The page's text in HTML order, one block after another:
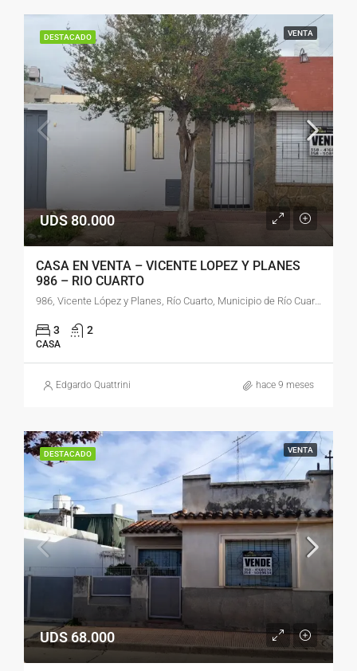
DESTACADO VENTA
UDS 80.000
CASA EN VENTA – VICENTE LOPEZ Y PLANES
986 – RIO CUARTO
986, Vicente López y Planes, Río Cuarto, Municipio de Río Cuarto, Pedanía Río Cuarto, Departamento Río Cuarto, Córdoba, X5800, Argentina
3 2
CASA
Edgardo Quattrini hace 9 meses
DESTACADO VENTA
UDS 68.000